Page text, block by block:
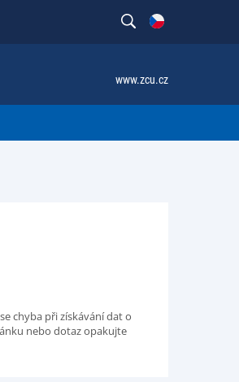
www.zcu.cz
chyba při získávání dat o
nebo dotaz opakujte